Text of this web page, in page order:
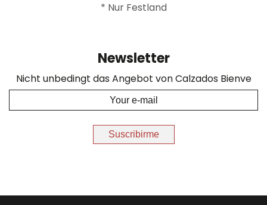
* Nur Festland
Newsletter
Nicht unbedingt das Angebot von Calzados Bienve
Suscribirme